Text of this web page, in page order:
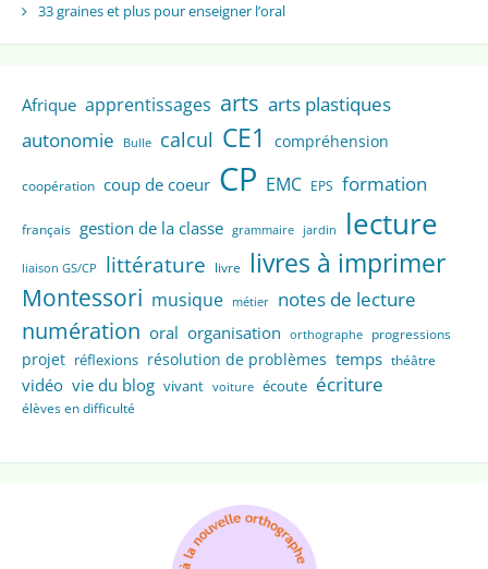
33 graines et plus pour enseigner l’oral
Afrique apprentissages arts arts plastiques
autonomie
Bulle calcul CE1 compréhension
coopération coup de coeur CP EMC EPS formation
français gestion de la classe grammaire jardin lecture
liaison GS/CP littérature livre livres à imprimer
Montessori musique métier notes de lecture
numération oral organisation orthographe progressions
projet réflexions résolution de problèmes temps théâtre
vidéo vie du blog vivant voiture écoute écriture
élèves en difficulté